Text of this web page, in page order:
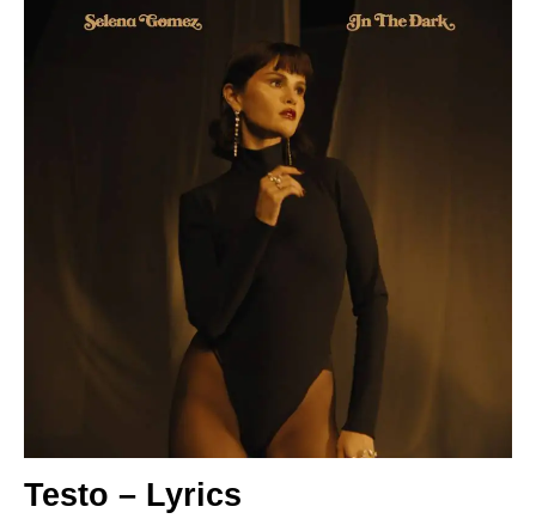
Testo – Lyrics